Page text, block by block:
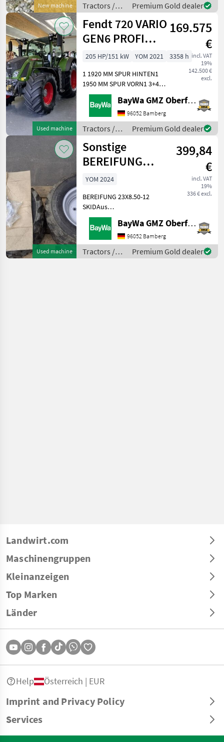
New machine
Tractors /
Fendt
Premium Gold dealer
Used machine
Fendt 720 VARIO
GEN6 PROFI
PLUS
169.575
€
incl. VAT
19%
142.500 €
excl.
205 HP/151 kW YOM 2021
3358 h
1 1920 MM SPUR HINTEN1
1950 MM SPUR VORN1 3+4
KREIS/MEHRFACHK.SCHLEPP1
40 KM/H - AUSFÜHRUNG1
AB-SCHEINWERFER A-
SÄULE+KOTFLÜGEL HINTEN
LED1 AB-SCHEINWERFER
DACH HINTE
BayWa GMZ Oberfranken
96052 Bamberg
Tractors /
Fendt
Premium Gold dealer
Used machine
Sonstige
BEREIFUNG
23X8.50-12 SKI
399,84
€
incl. VAT
19%
336 € excl.
YOM 2024
BEREIFUNG 23X8.50-12
SKIDAus
Umbereifung.Lagerort
BayWa Döbeln. Tractors
Other tractors
BayWa GMZ Oberfranken
96052 Bamberg
Tractors /
Sonstige
Premium Gold dealer
Landwirt.com
Maschinengruppen
Kleinanzeigen
Top Marken
Länder
Imprint and Privacy Policy
Services
Help Österreich | EUR